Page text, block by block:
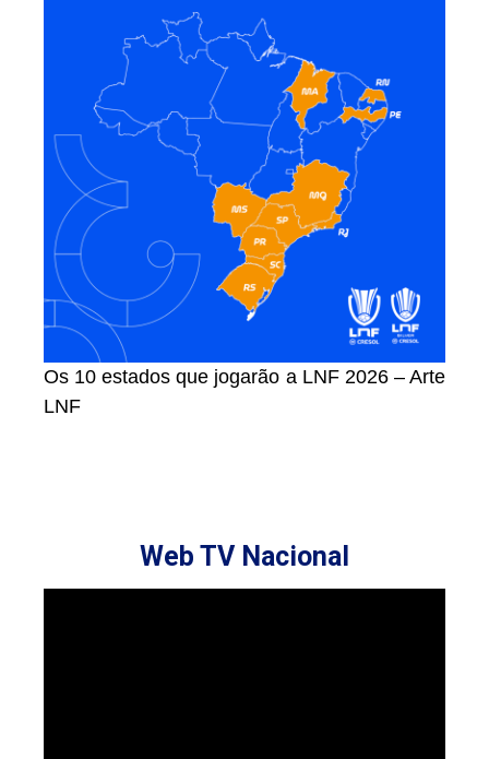
Os 10 estados que jogarão a LNF 2026 – Arte
LNF
Web TV Nacional